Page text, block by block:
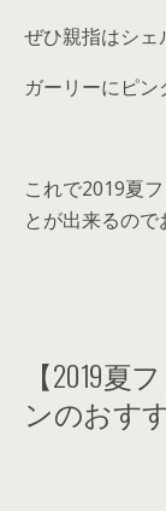
ぜひ親指はシェ
ガーリーにピ
これで2019夏
とが出来るので
【2019
ンのおす